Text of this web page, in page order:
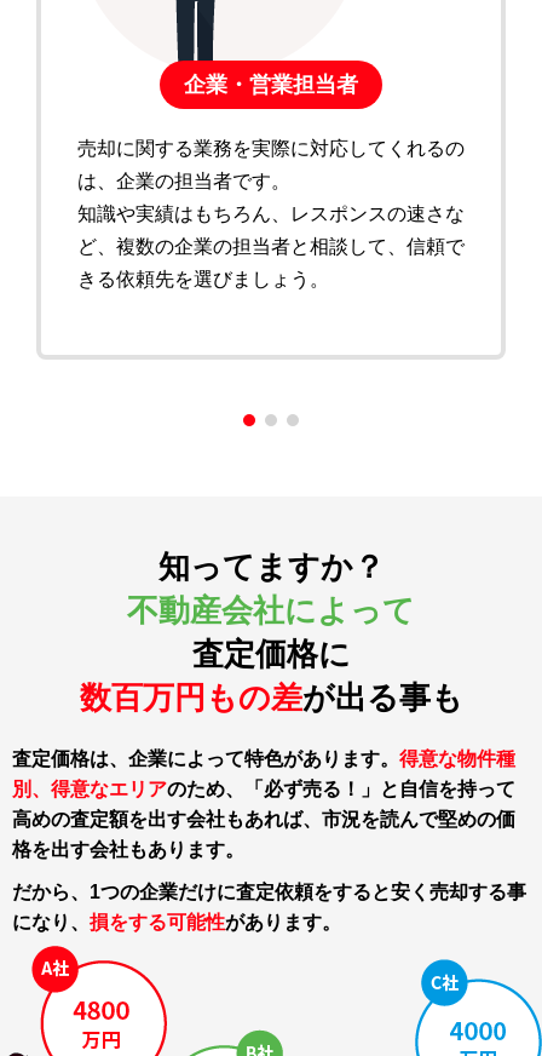
企業・営業担当者
売却に関する業務を実際に対応してくれるの
は、企業の担当者です。
知識や実績はもちろん、レスポンスの速さな
ど、複数の企業の担当者と相談して、信頼で
きる依頼先を選びましょう。
知ってますか？
不動産会社によって
査定価格に
数百万円もの差が出る事も
査定価格は、企業によって特色があります。 得意な物件種
別、得意なエリアのため、「必ず売る！」と自信を持って
高めの査定額を出す会社もあれば、市況を読んで堅めの価
格を出す会社もあります。
だから、1つの企業だけに査定依頼をすると安く売却する事
になり、 損をする可能性があります。